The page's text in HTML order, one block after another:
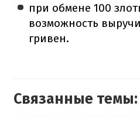
при обмене 100
возможность
гривен.
Связанные темы: